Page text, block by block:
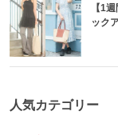
【1
ック
人気カテゴリー